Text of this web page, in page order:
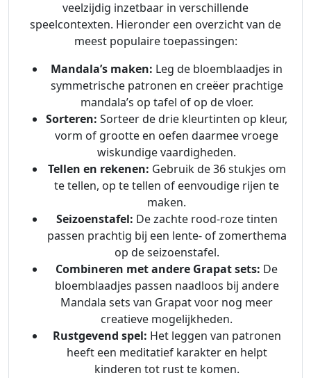
veelzijdig inzetbaar in verschillende
speelcontexten. Hieronder een overzicht van de
meest populaire toepassingen:
Mandala’s maken: Leg de bloemblaadjes in
symmetrische patronen en creëer prachtige
mandala’s op tafel of op de vloer.
Sorteren: Sorteer de drie kleurtinten op kleur,
vorm of grootte en oefen daarmee vroege
wiskundige vaardigheden.
Tellen en rekenen: Gebruik de 36 stukjes om
te tellen, op te tellen of eenvoudige rijen te
maken.
Seizoenstafel: De zachte rood-roze tinten
passen prachtig bij een lente- of zomerthema
op de seizoenstafel.
Combineren met andere Grapat sets: De
bloemblaadjes passen naadloos bij andere
Mandala sets van Grapat voor nog meer
creatieve mogelijkheden.
Rustgevend spel: Het leggen van patronen
heeft een meditatief karakter en helpt
kinderen tot rust te komen.